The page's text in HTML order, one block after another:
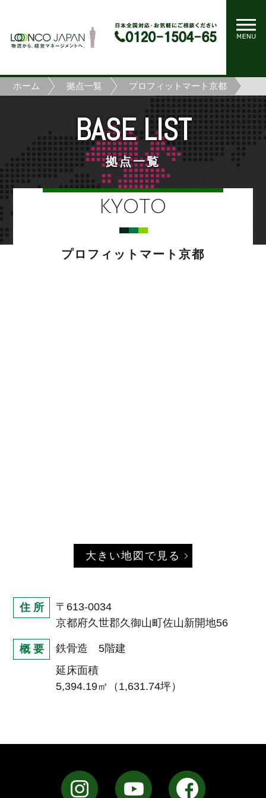
ホーム 拠点一覧 プロフィットマート京都
BASE LIST
拠点一覧
KYOTO
プロフィットマート京都
大きい地図で見る
住 所
〒613-0034
京都府久世郡久御山町佐山新開地56
概 要
鉄骨造 5階建
延床面積
5,394.19㎡（1,631.74坪）